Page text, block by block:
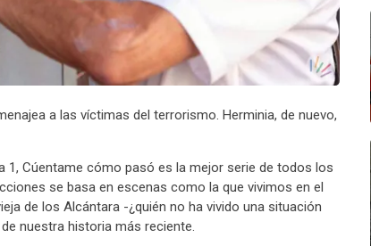
a las víctimas del terrorismo. Herminia, de nuevo,
Cúentame cómo pasó es la mejor serie de todos los
se basa en escenas como la que vivimos en el
de los Alcántara -¿quién no ha vivido una situación
nuestra historia más reciente.